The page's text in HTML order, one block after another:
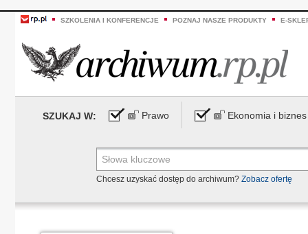
SZKOLENIA I KONFERENCJE POZNAJ NASZE PRODUKTY E-
SZUKAJ W: Prawo Ekonomia i biznes
Chcesz uzyskać dostęp do archiwum? Zobacz ofertę